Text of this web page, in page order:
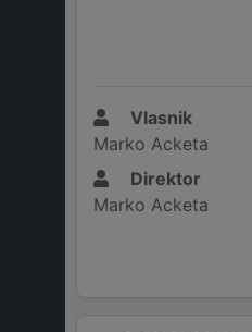
Vlasnik
Marko Acketa
Direktor
Marko Acketa